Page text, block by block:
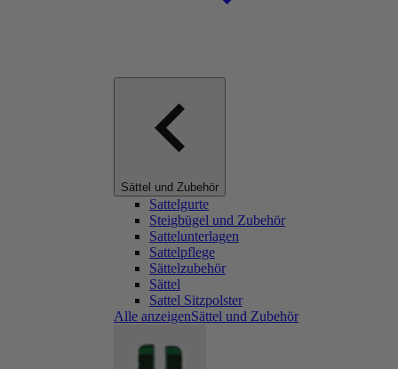
Sättel und Zubehör
Sattelgurte
Steigbügel und Zubehör
Sattelunterlagen
Sattelpflege
Sättelzubehör
Sättel
Sattel Sitzpolster
Alle anzeigenSättel und Zubehör